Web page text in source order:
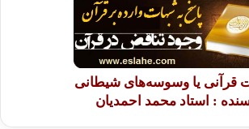
می‌کند: ظاهراً مراد از «مسّ شیطان» این است
رنج و عذاب را به نحوی از سببیّت و تأثیر، به
این جا این اشکال پیش می‌آید که یکی از
«مرض» جسمی او بوده و مرض علل و اسباب
چگونه آن جناب (ایّوب (ع)) مرض خود را به
جواب این اشکال آن است که این دو سبب
قرآنی یا وسوسه‌های شیطانی
: استاد محمد احمدیان